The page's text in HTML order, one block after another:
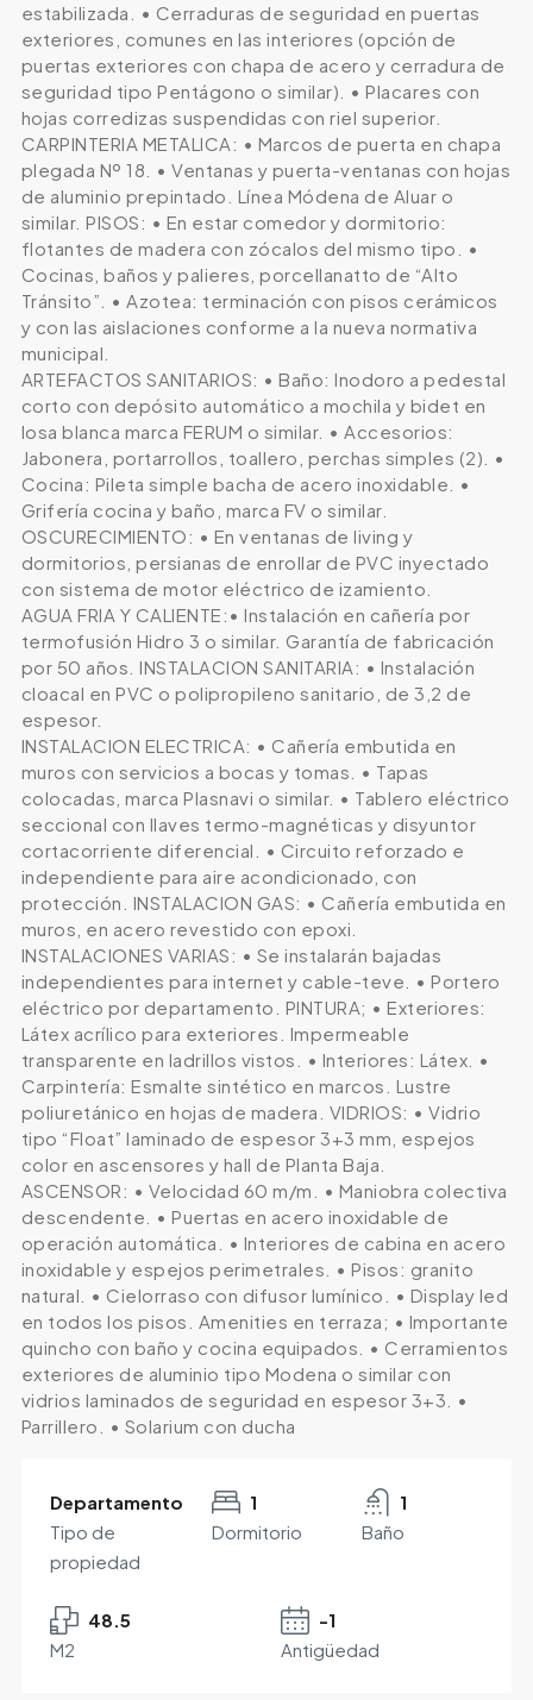
estabilizada. • Cerraduras de seguridad en puertas
exteriores, comunes en las interiores (opción de
puertas exteriores con chapa de acero y cerradura de
seguridad tipo Pentágono o similar). • Placares con
hojas corredizas suspendidas con riel superior.
CARPINTERIA METALICA: • Marcos de puerta en chapa
plegada Nº 18. • Ventanas y puerta-ventanas con hojas
de aluminio prepintado. Línea Módena de Aluar o
similar. PISOS: • En estar comedor y dormitorio:
flotantes de madera con zócalos del mismo tipo. •
Cocinas, baños y palieres, porcellanatto de “Alto
Tránsito”. • Azotea: terminación con pisos cerámicos
y con las aislaciones conforme a la nueva normativa
municipal.
ARTEFACTOS SANITARIOS: • Baño: Inodoro a pedestal
corto con depósito automático a mochila y bidet en
losa blanca marca FERUM o similar. • Accesorios:
Jabonera, portarrollos, toallero, perchas simples (2). •
Cocina: Pileta simple bacha de acero inoxidable. •
Grifería cocina y baño, marca FV o similar.
OSCURECIMIENTO: • En ventanas de living y
dormitorios, persianas de enrollar de PVC inyectado
con sistema de motor eléctrico de izamiento.
AGUA FRIA Y CALIENTE:• Instalación en cañería por
termofusión Hidro 3 o similar. Garantía de fabricación
por 50 años. INSTALACION SANITARIA: • Instalación
cloacal en PVC o polipropileno sanitario, de 3,2 de
espesor.
INSTALACION ELECTRICA: • Cañería embutida en
muros con servicios a bocas y tomas. • Tapas
colocadas, marca Plasnavi o similar. • Tablero eléctrico
seccional con llaves termo-magnéticas y disyuntor
cortacorriente diferencial. • Circuito reforzado e
independiente para aire acondicionado, con
protección. INSTALACION GAS: • Cañería embutida en
muros, en acero revestido con epoxi.
INSTALACIONES VARIAS: • Se instalarán bajadas
independientes para internet y cable-teve. • Portero
eléctrico por departamento. PINTURA; • Exteriores:
Látex acrílico para exteriores. Impermeable
transparente en ladrillos vistos. • Interiores: Látex. •
Carpintería: Esmalte sintético en marcos. Lustre
poliuretánico en hojas de madera. VIDRIOS: • Vidrio
tipo “Float” laminado de espesor 3+3 mm, espejos
color en ascensores y hall de Planta Baja.
ASCENSOR: • Velocidad 60 m/m. • Maniobra colectiva
descendente. • Puertas en acero inoxidable de
operación automática. • Interiores de cabina en acero
inoxidable y espejos perimetrales. • Pisos: granito
natural. • Cielorraso con difusor lumínico. • Display led
en todos los pisos. Amenities en terraza; • Importante
quincho con baño y cocina equipados. • Cerramientos
exteriores de aluminio tipo Modena o similar con
vidrios laminados de seguridad en espesor 3+3. •
Parrillero. • Solarium con ducha
Departamento
Tipo de
propiedad
1
Dormitorio
1
Baño
48.5
M2
-1
Antigüedad